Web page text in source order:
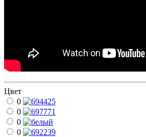
Цвет
0
0
0
0